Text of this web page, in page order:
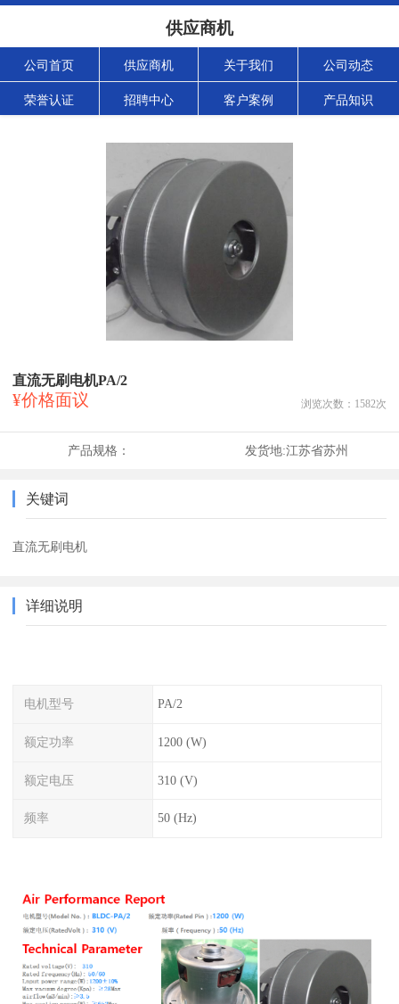
供应商机
公司首页 供应商机 关于我们 公司动态
荣誉认证 招聘中心 客户案例 产品知识
直流无刷电机PA/2
¥价格面议 浏览次数： 1582次
产品规格： 发货地:江苏省苏州
关键词
直流无刷电机
详细说明
电机型号 PA/2
额定功率 1200 (W)
额定电压 310 (V)
频率 50 (Hz)